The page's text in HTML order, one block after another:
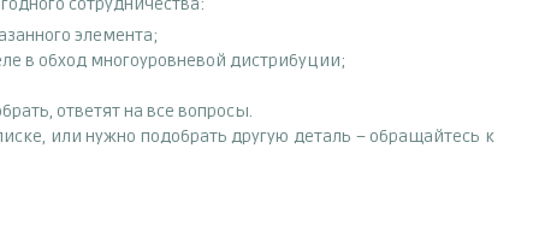
элемента;
в обход многоуровневой дистрибуции;
ответят на все вопросы.
или нужно подобрать другую деталь – обращайтесь к